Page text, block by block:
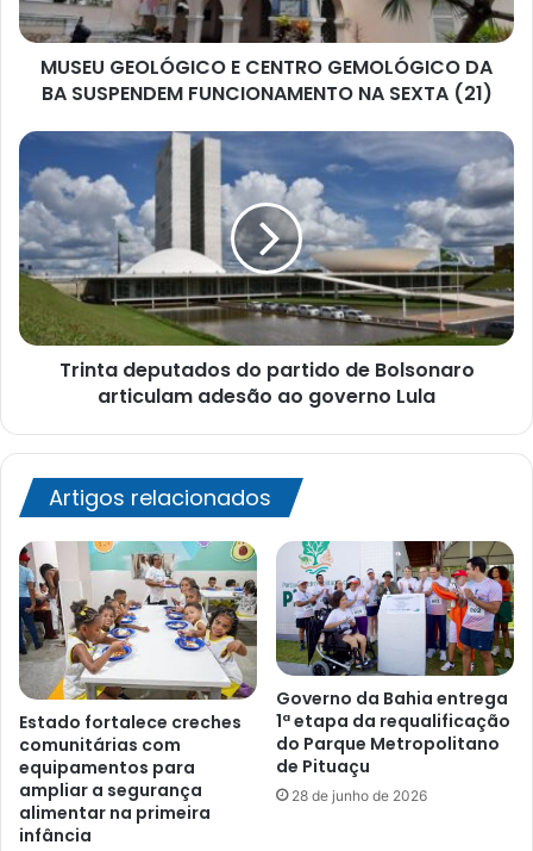
SUSPENDEM
FUNCIONAMENTO
SEXTA
MUSEU GEOLÓGICO E CENTRO GEMOLÓGICO DA
BA SUSPENDEM FUNCIONAMENTO NA SEXTA (21)
Trinta
deputados
do
partido
de
Bolsonaro
articulam
adesão
ao
governoTrinta deputados do partido de Bolsonaro
articulam adesão ao governo Lula
Artigos relacionados
Estado fortalece creches
comunitárias com
equipamentos para
ampliar a segurança
alimentar na primeira
infância
Governo da Bahia entrega
1ª etapa da requalificação
do Parque Metropolitano
de Pituaçu
28 de junho de 2026